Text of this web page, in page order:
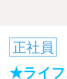
正社員
★ライフ